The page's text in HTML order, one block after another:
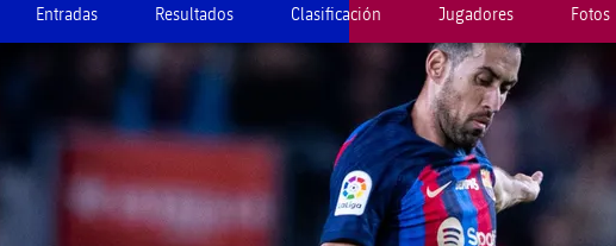
Entradas Resultados Clasificación Jugadores Fotos